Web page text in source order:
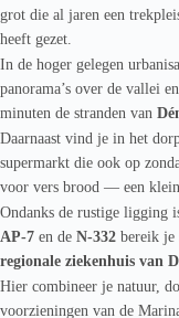
grot die al jaren een
heeft gezet.
In de hoger gelegen
panorama’s over de vallei
minuten de stranden van
Daarnaast vind je in het
supermarkt die ook op
voor vers brood — een
Ondanks de rustige ligging
AP-7 en de N-332 bereik je
regionale ziekenhuis van
Hier combineer je natuur,
voorzieningen van de